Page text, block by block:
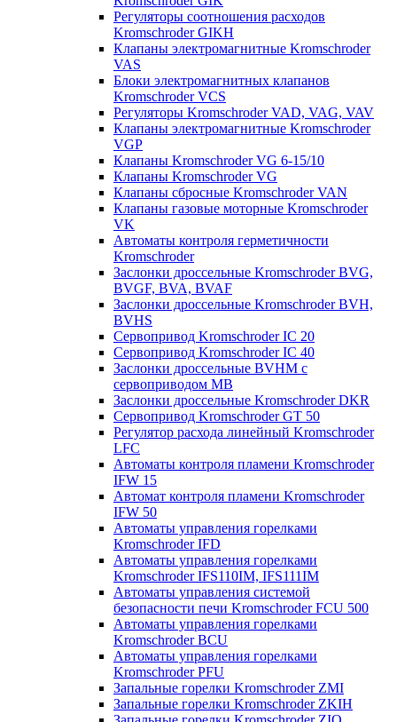
Регуляторы соотношения расходов
Kromschroder GIKH
Клапаны электромагнитные Kromschroder
VAS
Блоки электромагнитных клапанов
Kromschroder VCS
Регуляторы Kromschroder VAD, VAG, VAV
Клапаны электромагнитные Kromschroder
VGP
Клапаны Kromschroder VG 6-15/10
Клапаны Kromschroder VG
Клапаны сбросные Kromschroder VAN
Клапаны газовые моторные Kromschroder
VK
Автоматы контроля герметичности
Kromschroder
Заслонки дроссельные Kromschroder BVG,
BVGF, BVA, BVAF
Заслонки дроссельные Kromschroder BVH,
BVHS
Сервопривод Kromschroder IC 20
Сервопривод Kromschroder IC 40
Заслонки дроссельные BVHM с
сервоприводом МВ
Заслонки дроссельные Kromschroder DKR
Cервопривод Kromschroder GT 50
Регулятор расхода линейный Kromschroder
LFC
Автоматы контроля пламени Kromschroder
IFW 15
Автомат контроля пламени Kromschroder
IFW 50
Автоматы управления горелками
Kromschroder IFD
Автоматы управления горелками
Kromschroder IFS110IM, IFS111IM
Автоматы управления системой
безопасности печи Kromschroder FCU 500
Автоматы управления горелками
Kromschroder BCU
Автоматы управления горелками
Kromschroder PFU
Запальные горелки Kromschroder ZМI
Запальные горелки Kromschroder ZKIH